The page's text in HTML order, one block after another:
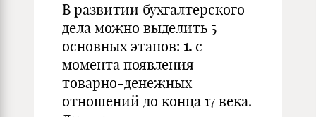
В развитии бухгалтерского
дела можно выделить 5
основных этапов: 1. с
момента появления
товарно-денежных
отношений до конца 17 века.